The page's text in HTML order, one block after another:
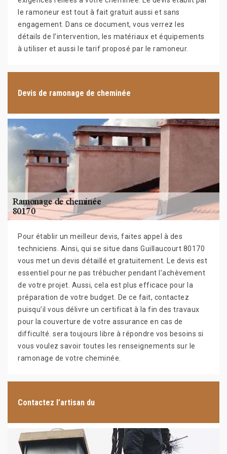
le ramoneur est tout à fait gratuit aussi et sans
engagement. Dans ce document, vous verrez les
détails de l’intervention, les matériaux et équipements
à utiliser et aussi le tarif proposé par le ramoneur.
Devis de ramonage de cheminée
Pour établir un meilleur devis, faites appel à des
techniciens. Ainsi, qui se situe dans Guillaucourt 80170
vous met un devis détaillé et gratuitement. Le devis est
essentiel pour ne pas trébucher pendant l’achèvement
de votre projet. Aussi, cela est plus efficace pour la
préparation de votre budget. De ce fait, contactez
puisqu’il vous délivre un certificat à la fin des travaux
pour la couverture de votre assurance en cas de
difficulté. sera toujours libre à répondre vos besoins si
vous voulez savoir toutes les renseignements sur le
ramonage de votre cheminée.
Contactez l’artisan du